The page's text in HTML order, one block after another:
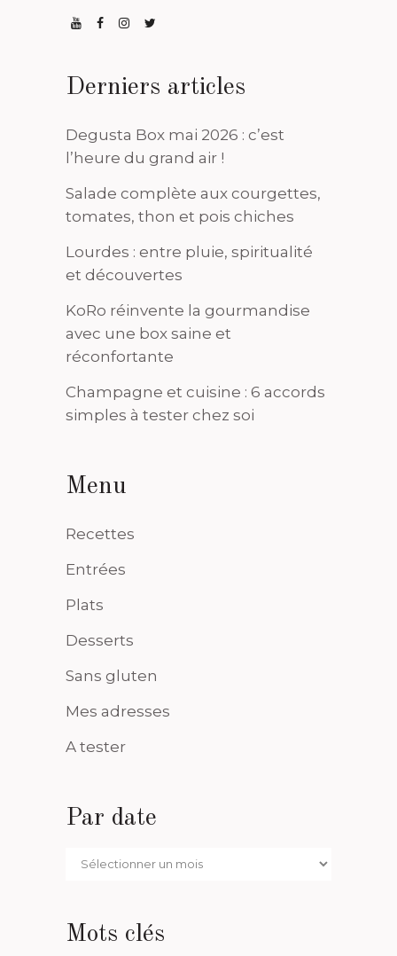
Derniers articles
Degusta Box mai 2026 : c’est
l’heure du grand air !
Salade complète aux courgettes,
tomates, thon et pois chiches
Lourdes : entre pluie, spiritualité
et découvertes
KoRo réinvente la gourmandise
avec une box saine et
réconfortante
Champagne et cuisine : 6 accords
simples à tester chez soi
Menu
Recettes
Entrées
Plats
Desserts
Sans gluten
Mes adresses
A tester
Par date
Par
Mots clés